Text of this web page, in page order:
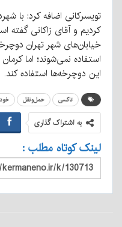
تویسرکانی اضافه کرد: با
کردیم و آقای زاکانی
خیابان‌های شهر تهران
استفاده نمی‌شوند؛ اما
این دوچرخه‌ها استفاده کند.
تاکسی حمل‌ونقل
به اشتراک گذاری
لینک کوتاه مطلب :